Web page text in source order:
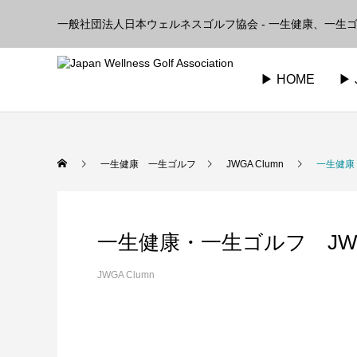
一般社団法人日本ウェルネスゴルフ協会 - 一生健康、一生
▶︎ HOME ▶︎
一生健康 一生ゴルフ JWGA Clumn 一生健
一生健康・一生ゴルフ
JWGA Clumn